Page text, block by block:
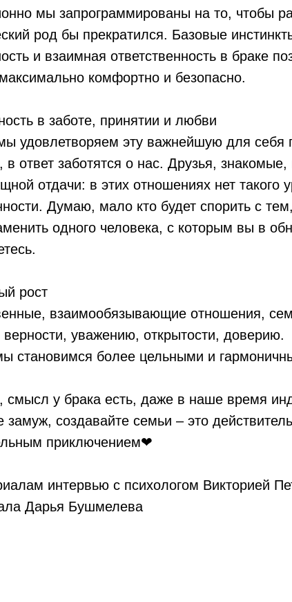
мы запрограммированы на то, чтобы
род бы прекратился. Базовые
и взаимная ответственность в браке
комфортно и безопасно.
в заботе, принятии и любви
удовлетворяем эту важнейшую для себя
в ответ заботятся о нас. Друзья, знакомые,
отдачи: в этих отношениях нет такого
Думаю, мало кто будет спорить с
одного человека, с которым вы в
рост
взаимообязывающие отношения,
верности, уважению, открытости, доверию.
становимся более цельными и
у брака есть, даже в наше время
замуж, создавайте семьи – это
приключением❤
интервью с психологом Викторией
Дарья Бушмелева